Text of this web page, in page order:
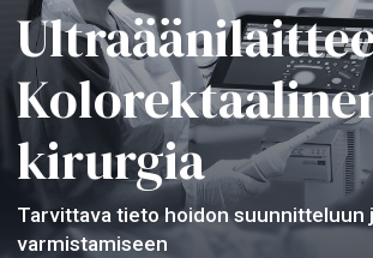
kirurgia
Tarvittava tieto hoidon suunnitteluun
varmistamiseen